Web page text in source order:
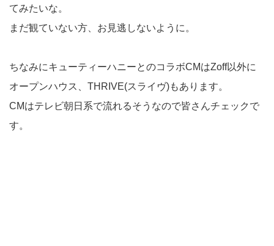
てみたいな。
まだ観ていない方、お見逃しないように。
ちなみにキューティーハニーとのコラボCMはZoff以外に
オープンハウス、THRIVE(スライヴ)もあります。
CMはテレビ朝日系で流れるそうなので皆さんチェックで
す。